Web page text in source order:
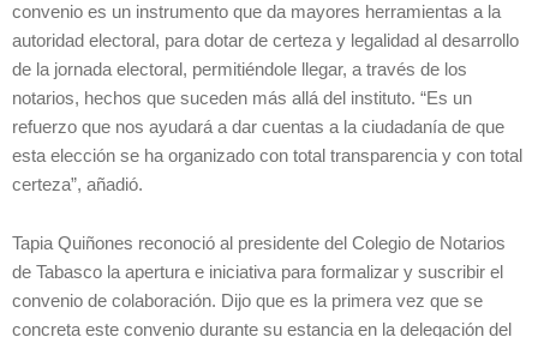
convenio es un instrumento que da mayores herramientas a la
autoridad electoral, para dotar de certeza y legalidad al desarrollo
de la jornada electoral, permitiéndole llegar, a través de los
notarios, hechos que suceden más allá del instituto. “Es un
refuerzo que nos ayudará a dar cuentas a la ciudadanía de que
esta elección se ha organizado con total transparencia y con total
certeza”, añadió.
Tapia Quiñones reconoció al presidente del Colegio de Notarios
de Tabasco la apertura e iniciativa para formalizar y suscribir el
convenio de colaboración. Dijo que es la primera vez que se
concreta este convenio durante su estancia en la delegación del